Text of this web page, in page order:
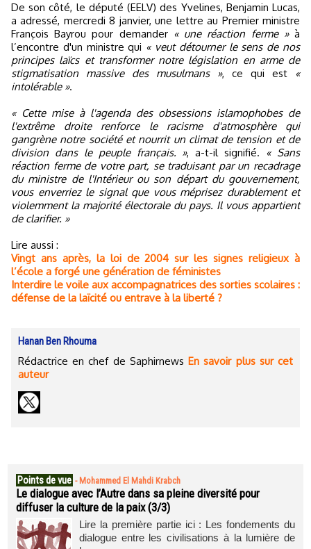
De son côté, le député (EELV) des Yvelines, Benjamin Lucas,
a adressé, mercredi 8 janvier, une lettre au Premier ministre
François Bayrou pour demander « une réaction ferme »à
l’encontre d'un ministre qui « veut détourner le sens de nos
principes laïcs et transformer notre législation en arme de
stigmatisation massive des musulmans », ce qui est
«
intolérable ».
« Cette mise à l'agenda des obsessions islamophobes de
l'extrême droite renforce le racisme d'atmosphère qui
gangrène notre société et nourrit un climat de tension et de
division dans le peuple français. », a-t-il signifié. « Sans
réaction ferme de votre part, se traduisant par un recadrage
du ministre de l'Intérieur ou son départ du gouvernement,
vous enverriez le signal que vous méprisez durablement et
violemment la majorité électorale du pays. Il vous appartient
de clarifier. »
Lire aussi :
Vingt ans après, la loi de 2004 sur les signes religieux à
l’école a forgé une génération de féministes
Interdire le voile aux accompagnatrices des sorties scolaires :
défense de la laïcité ou entrave à la liberté ?
Hanan Ben Rhouma
Rédactrice en chef de Saphirnews En savoir plus sur cet
auteur
Points de vue - Mohammed El Mahdi Krabch
Le dialogue avec l’Autre dans sa pleine diversité pour
diffuser la culture de la paix (3/3)
Lire la première partie ici : Les fondements du
dialogue entre les civilisations à la lumière de